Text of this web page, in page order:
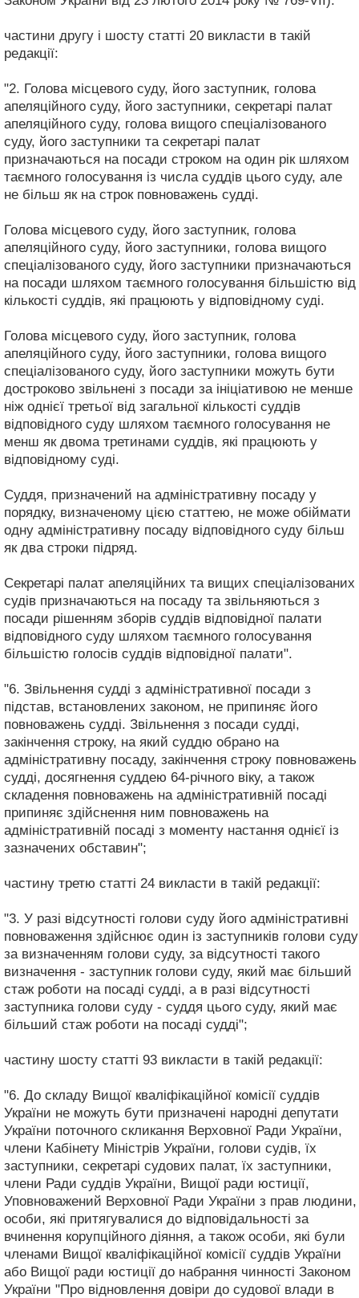
частини другу і шосту статті 20 викласти в такій
редакції:
"2. Голова місцевого суду, його заступник, голова
апеляційного суду, його заступники, секретарі палат
апеляційного суду, голова вищого спеціалізованого
суду, його заступники та секретарі палат
призначаються на посади строком на один рік шляхом
таємного голосування із числа суддів цього суду, але
не більш як на строк повноважень судді.
Голова місцевого суду, його заступник, голова
апеляційного суду, його заступники, голова вищого
спеціалізованого суду, його заступники призначаються
на посади шляхом таємного голосування більшістю від
кількості суддів, які працюють у відповідному суді.
Голова місцевого суду, його заступник, голова
апеляційного суду, його заступники, голова вищого
спеціалізованого суду, його заступники можуть бути
достроково звільнені з посади за ініціативою не менше
ніж однієї третьої від загальної кількості суддів
відповідного суду шляхом таємного голосування не
менш як двома третинами суддів, які працюють у
відповідному суді.
Суддя, призначений на адміністративну посаду у
порядку, визначеному цією статтею, не може обіймати
одну адміністративну посаду відповідного суду більш
як два строки підряд.
Секретарі палат апеляційних та вищих спеціалізованих
судів призначаються на посаду та звільняються з
посади рішенням зборів суддів відповідної палати
відповідного суду шляхом таємного голосування
більшістю голосів суддів відповідної палати".
"6. Звільнення судді з адміністративної посади з
підстав, встановлених законом, не припиняє його
повноважень судді. Звільнення з посади судді,
закінчення строку, на який суддю обрано на
адміністративну посаду, закінчення строку повноважень
судді, досягнення суддею 64-річного віку, а також
складення повноважень на адміністративній посаді
припиняє здійснення ним повноважень на
адміністративній посаді з моменту настання однієї із
зазначених обставин";
частину третю статті 24 викласти в такій редакції:
"3. У разі відсутності голови суду його адміністративні
повноваження здійснює один із заступників голови суду
за визначенням голови суду, за відсутності такого
визначення - заступник голови суду, який має більший
стаж роботи на посаді судді, а в разі відсутності
заступника голови суду - суддя цього суду, який має
більший стаж роботи на посаді судді";
частину шосту статті 93 викласти в такій редакції:
"6. До складу Вищої кваліфікаційної комісії суддів
України не можуть бути призначені народні депутати
України поточного скликання Верховної Ради України,
члени Кабінету Міністрів України, голови судів, їх
заступники, секретарі судових палат, їх заступники,
члени Ради суддів України, Вищої ради юстиції,
Уповноважений Верховної Ради України з прав людини,
особи, які притягувалися до відповідальності за
вчинення корупційного діяння, а також особи, які були
членами Вищої кваліфікаційної комісії суддів України
або Вищої ради юстиції до набрання чинності Законом
України "Про відновлення довіри до судової влади в